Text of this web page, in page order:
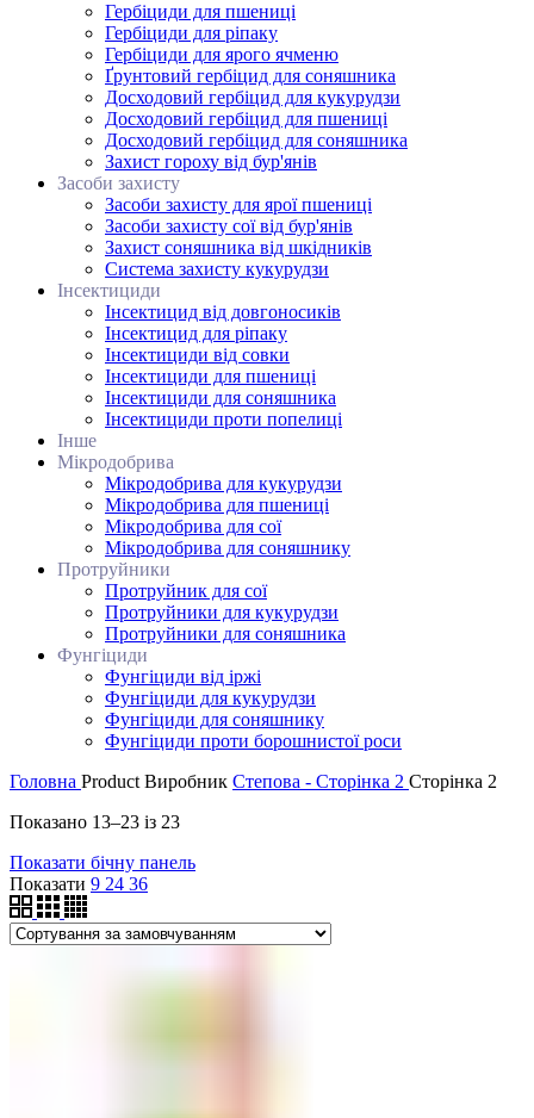
Гербіциди для пшениці
Гербіциди для ріпаку
Гербіциди для ярого ячменю
Ґрунтовий гербіцид для соняшника
Досходовий гербіцид для кукурудзи
Досходовий гербіцид для пшениці
Досходовий гербіцид для соняшника
Захист гороху від бур'янів
Засоби захисту
Засоби захисту для ярої пшениці
Засоби захисту сої від бур'янів
Захист соняшника від шкідників
Система захисту кукурудзи
Інсектициди
Інсектицид від довгоносиків
Інсектицид для ріпаку
Інсектициди від совки
Інсектициди для пшениці
Інсектициди для соняшника
Інсектициди проти попелиці
Інше
Мікродобрива
Мікродобрива для кукурудзи
Мікродобрива для пшениці
Мікродобрива для сої
Мікродобрива для соняшнику
Протруйники
Протруйник для сої
Протруйники для кукурудзи
Протруйники для соняшника
Фунгіциди
Фунгіциди від іржі
Фунгіциди для кукурудзи
Фунгіциди для соняшнику
Фунгіциди проти борошнистої роси
Головна Product Виробник Степова - Сторінка 2 Сторінка 2
Показано 13–23 із 23
Показати бічну панель
Показати 9 24 36